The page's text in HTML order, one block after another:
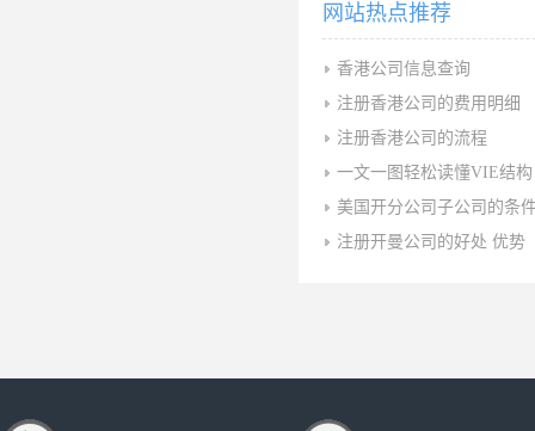
网站热点推荐
香港公司信息查询
注册香港公司的费用明细
注册香港公司的流程
一文一图轻松读懂VIE结
美国开分公司子公司的条
注册开曼公司的好处 优势